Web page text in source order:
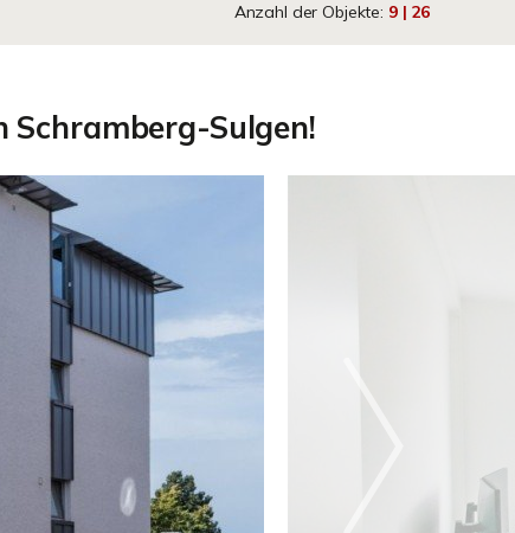
Anzahl der Objekte: 9 | 26
Sulgen!